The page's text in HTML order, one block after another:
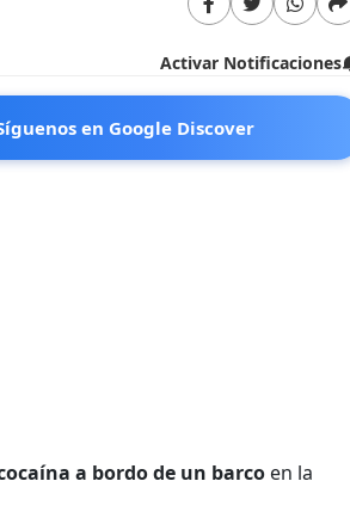
Activar Notificaciones
en Google Discover
a bordo de un barco en la